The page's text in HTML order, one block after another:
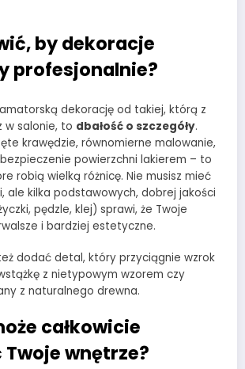
by dekoracje
profesjonalnie?
dekorację od takiej, którą z
w salonie, to dbałość o szczegóły.
krawędzie, równomierne malowanie,
powierzchni lakierem – to
robią wielką różnicę. Nie musisz mieć
ale kilka podstawowych, dobrej jakości
pędzle, klej) sprawi, że Twoje
i bardziej estetyczne.
dodać detal, który przyciągnie wzrok
z nietypowym wzorem czy
z naturalnego drewna.
całkowicie
wnętrze?